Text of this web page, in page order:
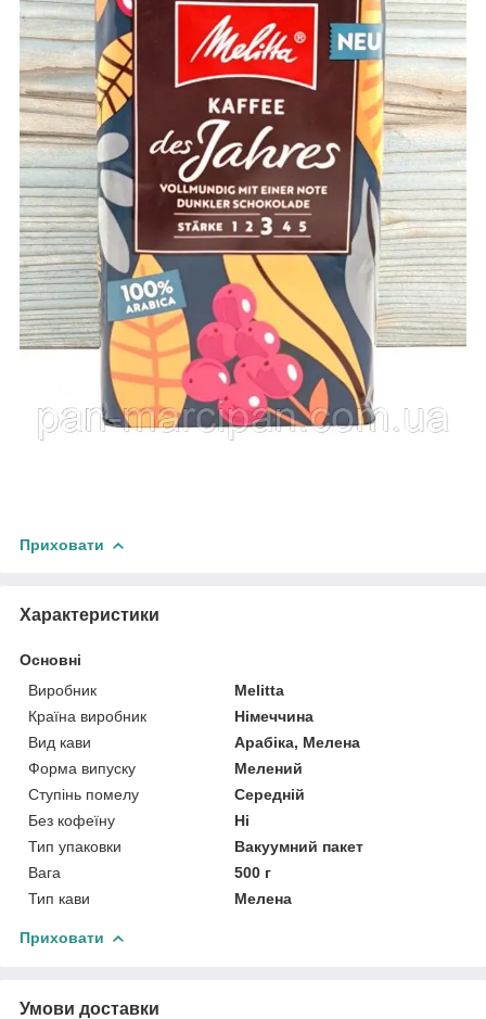
Приховати
Характеристики
Основні
Виробник
Melitta
Країна виробник
Німеччина
Вид кави
Арабіка, Мелена
Форма випуску
Мелений
Ступінь помелу
Середній
Без кофеїну
Ні
Тип упаковки
Вакуумний пакет
Вага
500 г
Тип кави
Мелена
Приховати
Умови доставки